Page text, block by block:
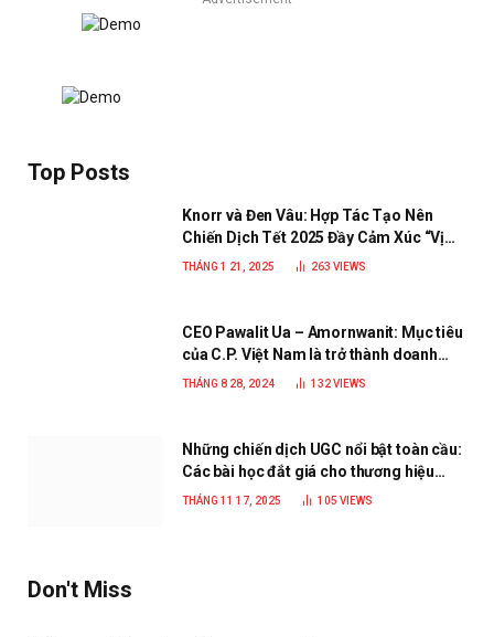
Top Posts
Knorr và Đen Vâu: Hợp Tác Tạo Nên
Chiến Dịch Tết 2025 Đầy Cảm Xúc “Vị
Nhà”
THÁNG 1 21, 2025 263 VIEWS
CEO Pawalit Ua – Amornwanit: Mục tiêu
của C.P. Việt Nam là trở thành doanh
nghiệp xanh, phát triển bền vững
THÁNG 8 28, 2024 132VIEWS
Những chiến dịch UGC nổi bật toàn cầu:
Các bài học đắt giá cho thương hiệu
năm 2025
THÁNG 11 17, 2025 105 VIEWS
Don't Miss